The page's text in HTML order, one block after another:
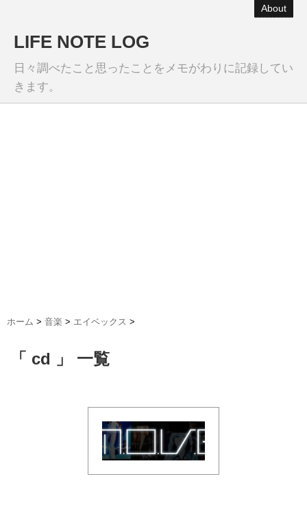
About
LIFE NOTE LOG
日々調べたこと思ったことをメモがわりに記録してい
きます。
ホーム > 音楽 > エイベックス >
「 cd 」 一覧